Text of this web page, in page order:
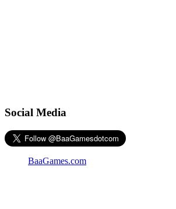
Social Media
BaaGames.com